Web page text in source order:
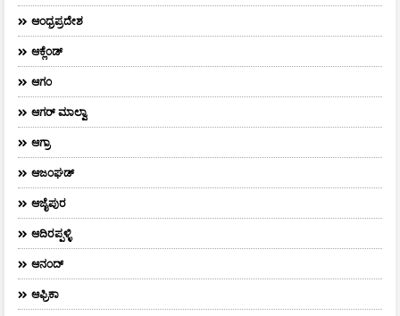
ಆಂಧ್ರಪ್ರದೇಶ
ಆಕ್ಲೆಂಡ್
ಆಗಂ
ಆಗರ್‌ ಮಾಲ್ವಾ
ಆಗ್ರಾ
ಆಜಂಘಡ್
ಆಜೈಪುರ
ಆದಿರಪ್ಪಳ್ಳಿ
ಆನಂದ್‌
ಆಫ್ರಿಕಾ